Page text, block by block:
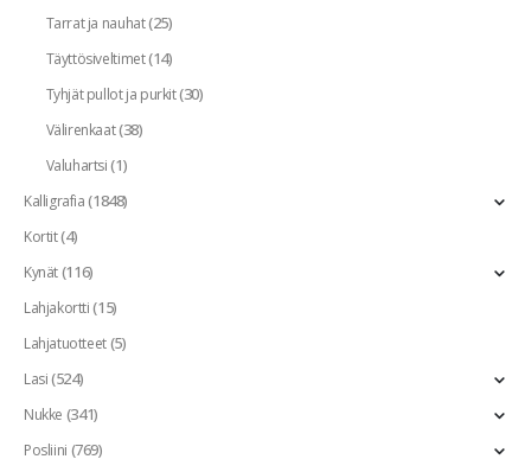
Tarrat ja nauhat(25)
Täyttösiveltimet(14)
Tyhjät pullot ja purkit(30)
Välirenkaat(38)
Valuhartsi(1)
Kalligrafia(1848)
Kortit(4)
Kynät(116)
Lahjakortti(15)
Lahjatuotteet(5)
Lasi(524)
Nukke (341)
Posliini (769)